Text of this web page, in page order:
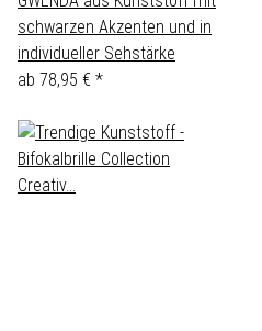
schwarzen Akzenten und in
individueller Sehstärke
ab 78,95 € *